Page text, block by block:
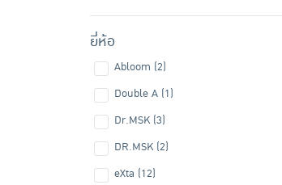
ยี่ห้อ
Abloom (2)
Double A (1)
Dr.MSK (3)
DR.MSK (2)
eXta (12)